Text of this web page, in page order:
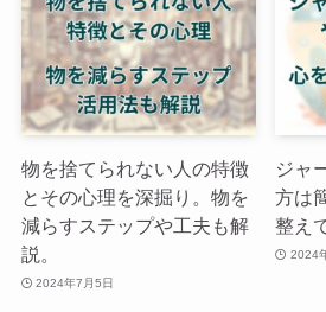
物を捨てられない人の特徴
とその心理を深掘り。物を
減らすステップや工夫も解
説。
2024年7月5日
ジャ
方は
整え
2024